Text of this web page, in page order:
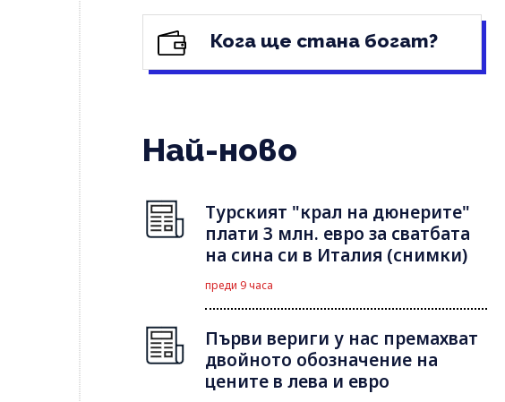
Кога ще стана богат?
Най-ново
Турският "крал на дюнерите"
плати 3 млн. евро за сватбата
на сина си в Италия (снимки)
преди 9 часа
Първи вериги у нас премахват
двойното обозначение на
цените в лева и евро